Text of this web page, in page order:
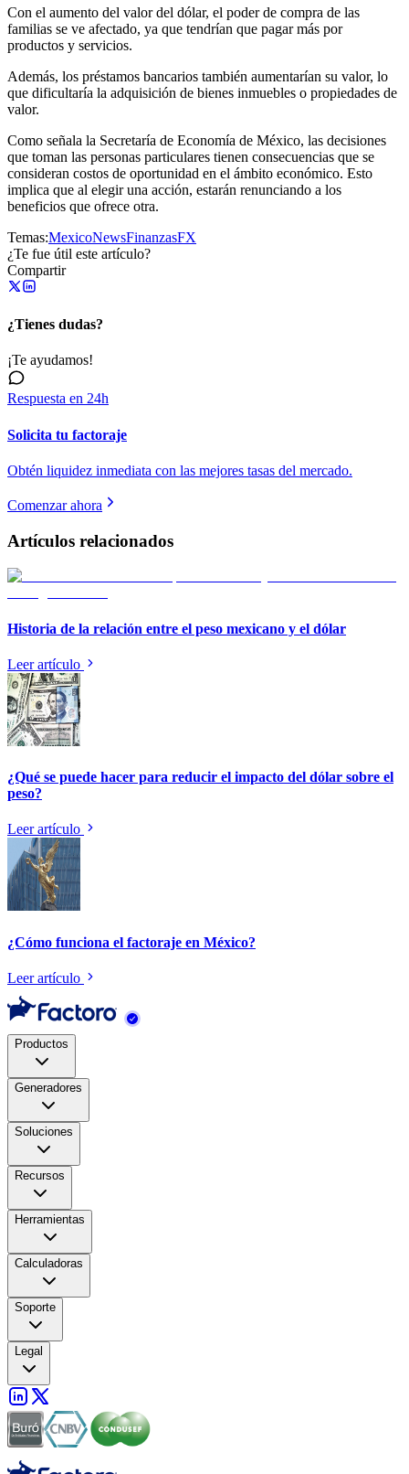
Con el aumento del valor del dólar, el poder de compra de las
familias se ve afectado, ya que tendrían que pagar más por
productos y servicios.
Además, los préstamos bancarios también aumentarían su valor, lo
que dificultaría la adquisición de bienes inmuebles o propiedades de
valor.
Como señala la Secretaría de Economía de México, las decisiones
que toman las personas particulares tienen consecuencias que se
consideran costos de oportunidad en el ámbito económico. Esto
implica que al elegir una acción, estarán renunciando a los
beneficios que ofrece otra.
Temas:MexicoNewsFinanzasFX
¿Te fue útil este artículo?
Compartir
¿Tienes dudas?
¡Te ayudamos!
Respuesta en 24h
Solicita tu factoraje
Obtén liquidez inmediata con las mejores tasas del mercado.
Comenzar ahora
Artículos relacionados
Historia de la relación entre el peso mexicano y el dólar
Leer artículo
¿Qué se puede hacer para reducir el impacto del dólar sobre el
peso?
Leer artículo
¿Cómo funciona el factoraje en México?
Leer artículo
Productos
Generadores
Soluciones
Recursos
Herramientas
Calculadoras
Soporte
Legal